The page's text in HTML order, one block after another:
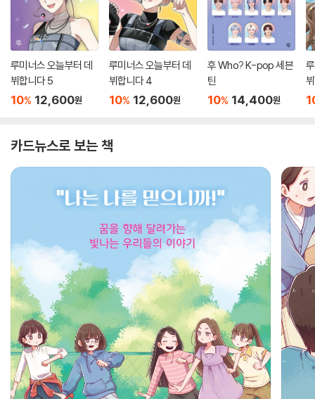
루미너스 오늘부터 데
뷔합니다 5
10% 12,600원
루미너스 오늘부터 데
뷔합니다 4
10% 12,600원
후 Who? K-pop 세븐
틴
10% 14,400원
카드뉴스로 보는 책